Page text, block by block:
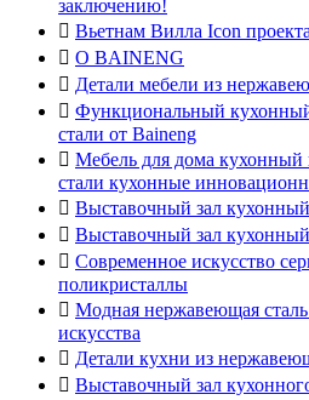
заключению!
 Вьетнам Вилла Icon
 О BAINENG
 Детали мебели из
 Функциональный
стали от Baineng
 Мебель для дома
стали кухонные
 Выставочный зал
 Выставочный зал
 Современное искусство
поликристаллы
 Модная нержавеющая
искусства
 Детали кухни из
 Выставочный зал